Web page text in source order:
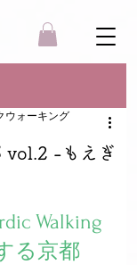
vol.2 -もえぎ
ウォーキング
Walking
る京都